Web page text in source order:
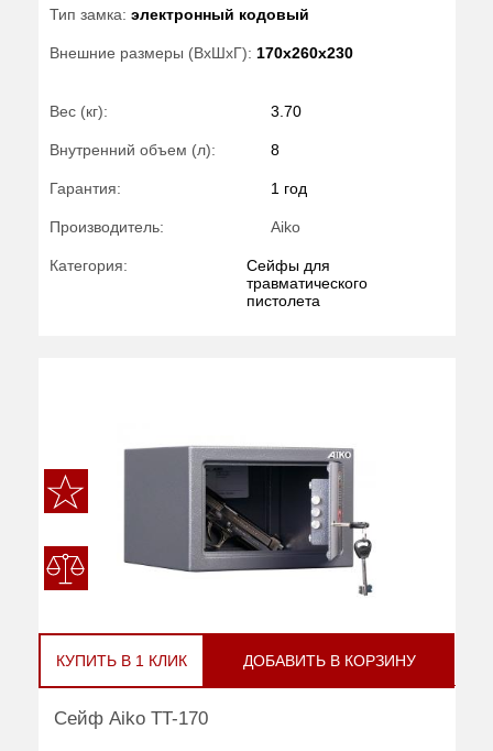
Тип замка: электронный кодовый
Внешние размеры (ВхШхГ): 170x260x230
Вес (кг): 3.70
Внутренний объем (л): 8
Гарантия: 1 год
Производитель: Aiko
Категория:
Сейфы для
травматического
пистолета
КУПИТЬ В 1 КЛИК ДОБАВИТЬ В КОРЗИНУ
Сейф Aiko TT-170